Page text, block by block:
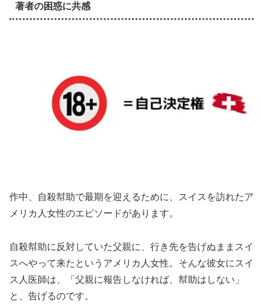
著者の困惑に共感
作中、自殺幇助で最期を迎えるために、スイスを訪れたア
メリカ人女性のエピソードがあります。
自殺幇助に反対していた父親に、行き先を告げぬままスイ
スへやって来たというアメリカ人女性。そんな彼女にスイ
ス人医師は、「父親に報告しなければ、幇助はしない」
と、告げるのです。